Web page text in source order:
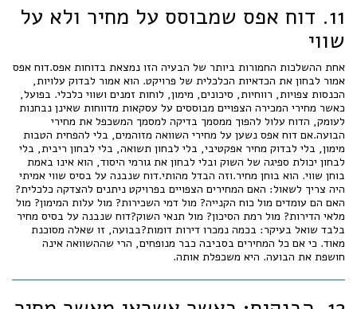
11. דוח אפס שמבוסס על מחיר ולא על
שווי
אחת ההשלכות החמורות ביותר של הבעיה הזו נמצאת בדוחות אפס.דוח אפס
אמור לבחון את הכדאיות הכלכלית של פרויקט. הוא אמור לבדוק עלויות,
הכנסות צפויות, רווחיות, סיכונים, מימון, לוחות זמנים ושווי כלכלי. בפועל,
כאשר מחירי המכירה הצפויים מבוססים על עסקאות מדווחות שאינן נבחנות
לעומק, הדוח עלול להפוך ממסמך בדיקה למסמך המשכפל את מחירי
הבועה.אם דוח אפס נשען על מחירי השוואה מזוהמים, בלי להפחית הטבות
מימון, בלי לבדוק מחיר אפקטיבי, בלי לבחון תשואה, בלי לבחון ריבית, בלי
לבחון יכולת ספיגה של השוק ובלי לבחון את גורמי היסוד, הוא אינו באמת
בוחן שווי. הוא בוחן מחיר.וזה הבדל מהותי.דוח שנבנה על בסיס שווי אמיתי
היה צריך לשאול: האם המחירים הצפויים בפרויקט ניתנים להצדקה כלכלית?
האם הם עומדים מול כוח הקנייה? מול דמי השכירות? מול עלות המימון? מול
מלאי הדירות? מול רמת הסיכון? מול תנאי השוק?דוח שנבנה על בסיס מחיר
בלבד שואל בעיקר: בכמה נמכרו דירות דומות?בבועה, זו שאלה מסוכנת
מאוד. כי אם כל המחירים בסביבה כבר מנופחים, הרי שההשוואה אינה
חושפת את הבועה. היא משכפלת אותה.